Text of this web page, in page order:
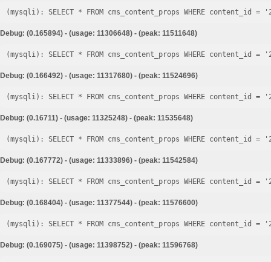
Debug: (0.165894) - (usage: 11306648) - (peak: 11511648)
Debug: (0.166492) - (usage: 11317680) - (peak: 11524696)
Debug: (0.16711) - (usage: 11325248) - (peak: 11535648)
Debug: (0.167772) - (usage: 11333896) - (peak: 11542584)
Debug: (0.168404) - (usage: 11377544) - (peak: 11576600)
Debug: (0.169075) - (usage: 11398752) - (peak: 11596768)